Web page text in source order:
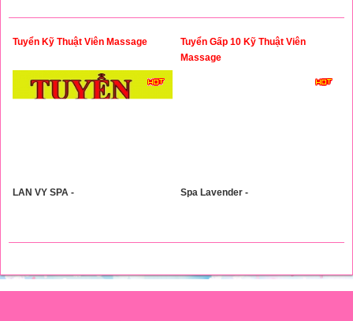
Tuyển Kỹ Thuật Viên Massage
LAN VY SPA -
Tuyển Gấp 10 Kỹ Thuật Viên
Massage
Spa Lavender -